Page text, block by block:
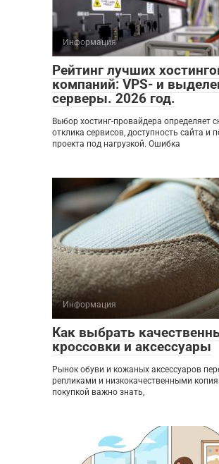
Информация
Рейтинг лучших
компаний: VPS- и
серверы. 2026 год.
Выбор хостинг-провайдера определяет
отклика сервисов, доступность сайта и
проекта под нагрузкой. Ошибка
Информация
Как выбрать
кроссовки и аксессуары
Рынок обуви и кожаных аксессуаров
репликами и низкокачественными
покупкой важно знать,